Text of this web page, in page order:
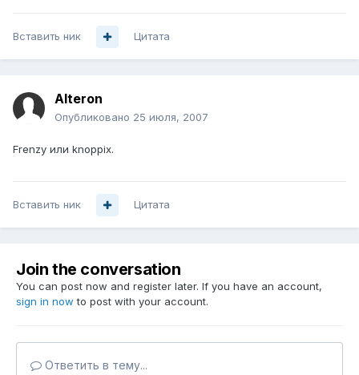
Вставить ник Цитата
Alteron
Опубликовано 25 июля, 2007
Frenzy или knoppix.
Вставить ник Цитата
Join the conversation
You can post now and register later. If you have an account,
sign in now to post with your account.
Ответить в тему...